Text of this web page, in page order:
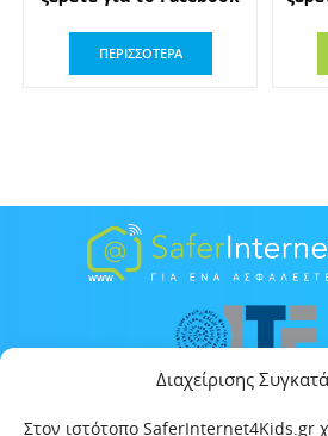
Διαχείρισης
Στον ιστότοπο SaferInternet4Kids.gr
ΠΕΡΙΣΣΟΤΕΡΑ